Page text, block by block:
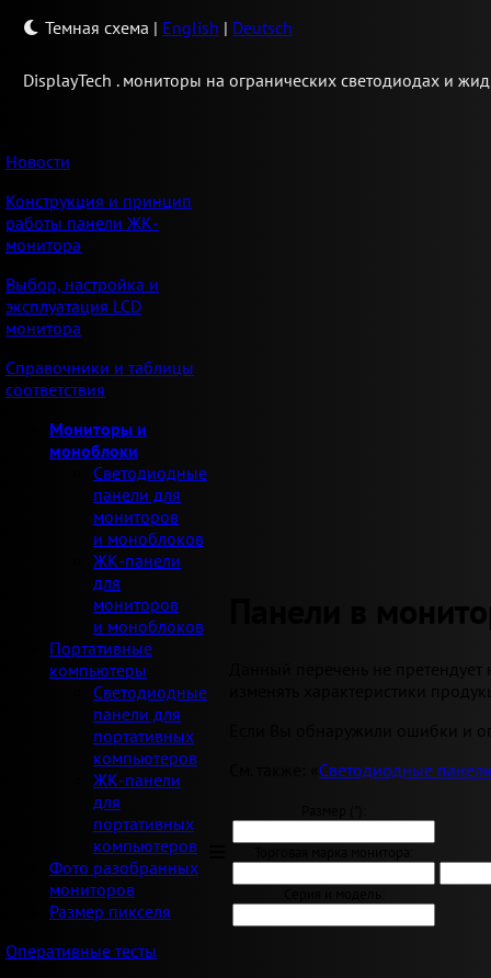
Темная схема | English | Deutsch
DisplayTech . мониторы на огранических светодиодах и
Новости
Конструкция и принцип
работы панели ЖК-
монитора
Выбор, настройка и
эксплуатация LCD
монитора
Справочники и таблицы
соответствия
Мониторы и
моноблоки
Светодиодные
панели для
мониторов
и моноблоков
ЖК-панели
для
мониторов
и моноблоков
Портативные
компьютеры
Светодиодные
панели для
портативных
компьютеров
ЖК-панели
для
портативных
компьютеров
Фото разобранных
мониторов
Размер пикселя
Оперативные тесты
Панели в
Данный перечень не
изменять характеристики
Если Вы обнаружили ошибки и
Светодиодные